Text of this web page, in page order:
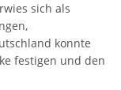
sich als
konnte
festigen und den